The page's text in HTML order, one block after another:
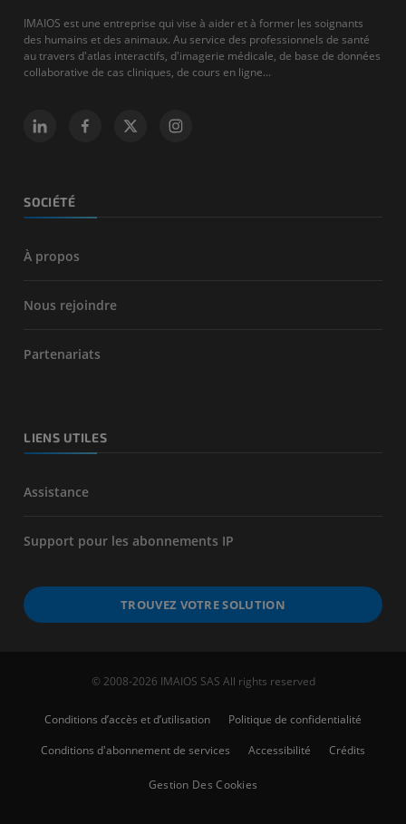
IMAIOS est une entreprise qui vise à aider et à former les soignants
des humains et des animaux. Au service des professionnels de santé
au travers d'atlas interactifs, d'imagerie médicale, de base de données
collaborative de cas cliniques, de cours en ligne...
SOCIÉTÉ
À propos
Nous rejoindre
Partenariats
LIENS UTILES
Assistance
Support pour les abonnements IP
TROUVEZ VOTRE SOLUTION
© 2008-2026 IMAIOS SAS All rights reserved
Conditions d’accès et d’utilisation
Politique de confidentialité
Conditions d'abonnement de services
Accessibilité Crédits
Gestion Des Cookies